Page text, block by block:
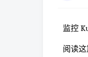
监控
阅读